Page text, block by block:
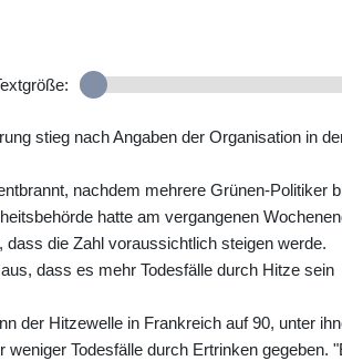
stieg nach Angaben der Organisation in
nachdem mehrere Grünen-Politiker
hatte am vergangenen
die Zahl voraussichtlich steigen werde.
dass es mehr Todesfälle durch Hitze sein
der Hitzewelle in Frankreich auf 90, unter
Todesfälle durch Ertrinken gegeben.